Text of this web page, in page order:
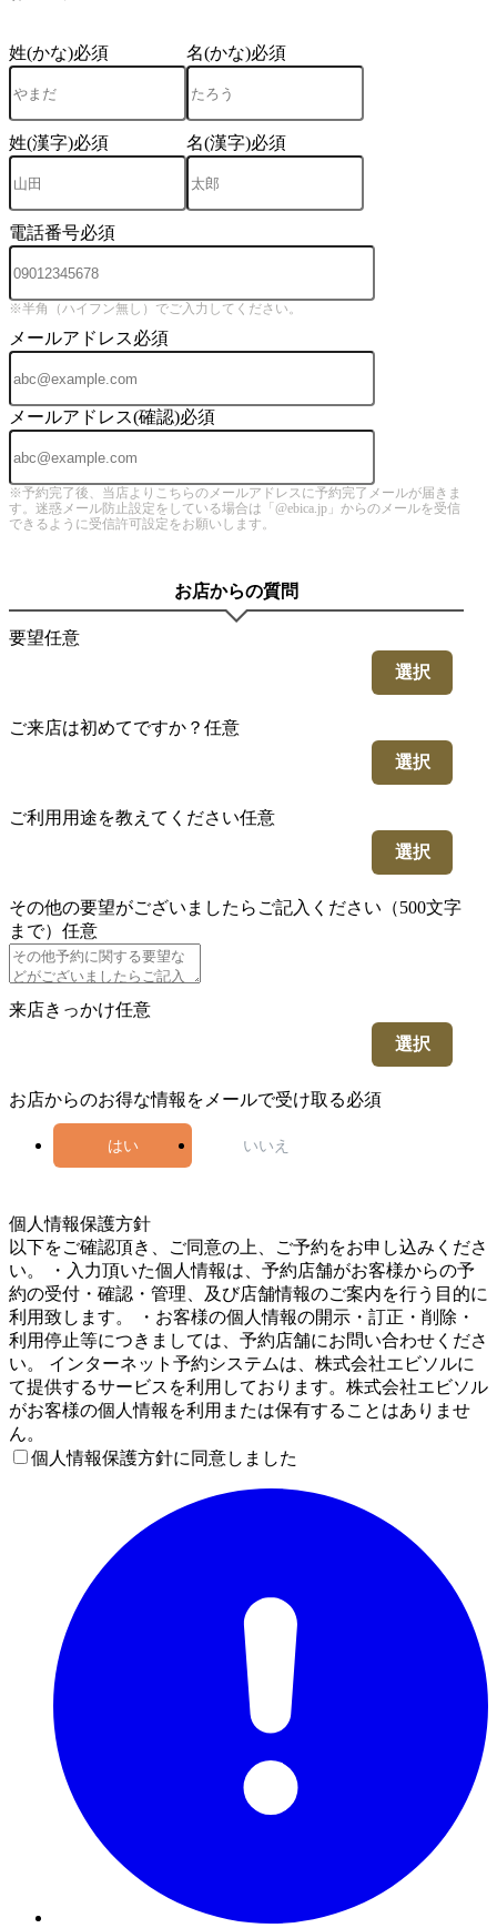
姓(かな)必須 名(かな)必須
姓(漢字)必須 名(漢字)必須
電話番号必須
※半角（ハイフン無し）でご入力してください。
メールアドレス必須
メールアドレス(確認)必須
※予約完了後、当店よりこちらのメールアドレスに予約完了メールが届きま
す。迷惑メール防止設定をしている場合は「@ebica.jp」からのメールを受信
できるように受信許可設定をお願いします。
お店からの質問
要望任意
選択
ご来店は初めてですか？ 任意
選択
ご利用用途を教えてください任意
選択
その他の要望がございましたらご記入ください（500文字
まで） 任意
来店きっかけ任意
選択
お店からのお得な情報をメールで受け取る必須
はい いいえ
個人情報保護方針
以下をご確認頂き、ご同意の上、ご予約をお申し込みくださ
い。 ・入力頂いた個人情報は、予約店舗がお客様からの予
約の受付・確認・管理、及び店舗情報のご案内を行う目的に
利用致します。 ・お客様の個人情報の開示・訂正・削除・
利用停止等につきましては、予約店舗にお問い合わせくださ
い。 インターネット予約システムは、株式会社エビソルに
て提供するサービスを利用しております。株式会社エビソル
がお客様の個人情報を利用または保有することはありませ
ん。
個人情報保護方針に同意しました